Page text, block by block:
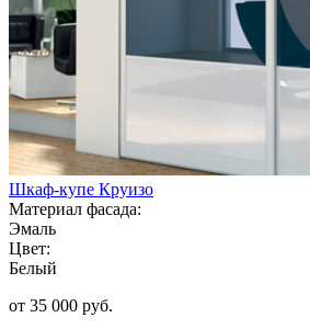
Шкаф-купе Круизо
Материал фасада:
Эмаль
Цвет:
Белый
от 35 000 руб.